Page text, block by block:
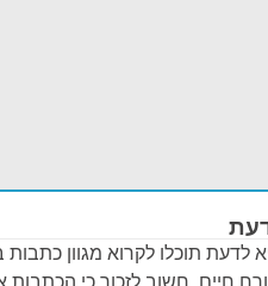
לדעת תוכלו לקרוא מגוון כתבות
חיים. חשוב לזכור כי הכתבות